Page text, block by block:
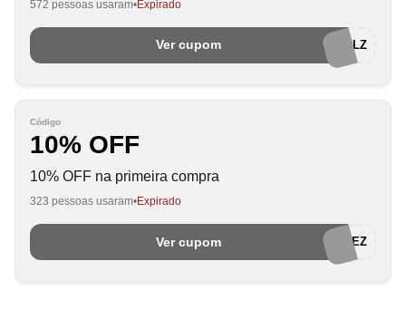
572 pessoas usaram Expirado
Ver cupom BEN9548LZ
Código
10% OFF
10% OFF na primeira compra
323 pessoas usaram Expirado
Ver cupom BEMVINDALEZ